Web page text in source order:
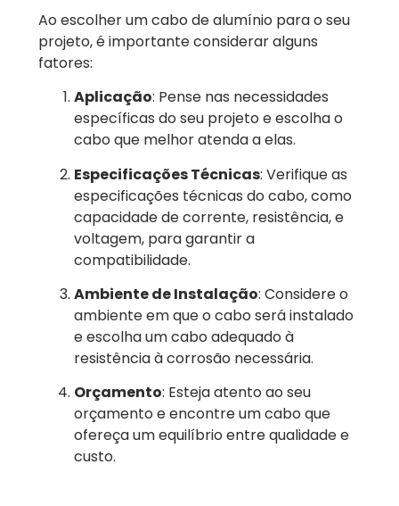
Ao escolher um cabo de alumínio para o seu
projeto, é importante considerar alguns
fatores:
Aplicação: Pense nas necessidades
específicas do seu projeto e escolha o
cabo que melhor atenda a elas.
Especificações Técnicas: Verifique as
especificações técnicas do cabo, como
capacidade de corrente, resistência, e
voltagem, para garantir a
compatibilidade.
Ambiente de Instalação: Considere o
ambiente em que o cabo será instalado
e escolha um cabo adequado à
resistência à corrosão necessária.
Orçamento: Esteja atento ao seu
orçamento e encontre um cabo que
ofereça um equilíbrio entre qualidade e
custo.